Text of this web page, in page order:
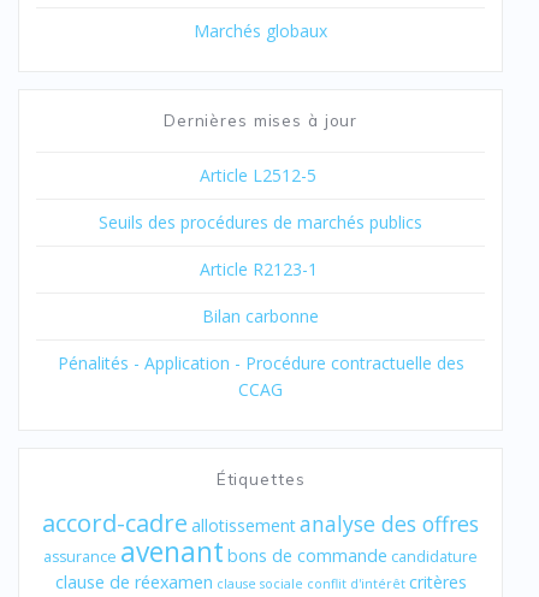
Marchés globaux
Dernières mises à jour
Article L2512-5
Seuils des procédures de marchés publics
Article R2123-1
Bilan carbonne
Pénalités - Application - Procédure contractuelle des
CCAG
Étiquettes
accord-cadre allotissementanalyse des offres
assurance avenant bons de commande candidature
clause de réexamen clause sociale conflit d'intérêt critères